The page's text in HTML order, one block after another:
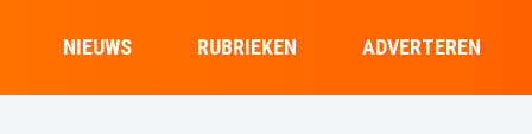
NIEUWS RUBRIEKEN ADVERTEREN